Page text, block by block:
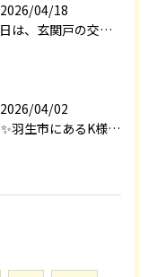
2026/04/18
今日は、玄関戸の交換工事をご紹介します🚪✨。
2026/04/02
🏠✨羽生市にあるK様邸は、2008年に㈱エアロックで新築され...